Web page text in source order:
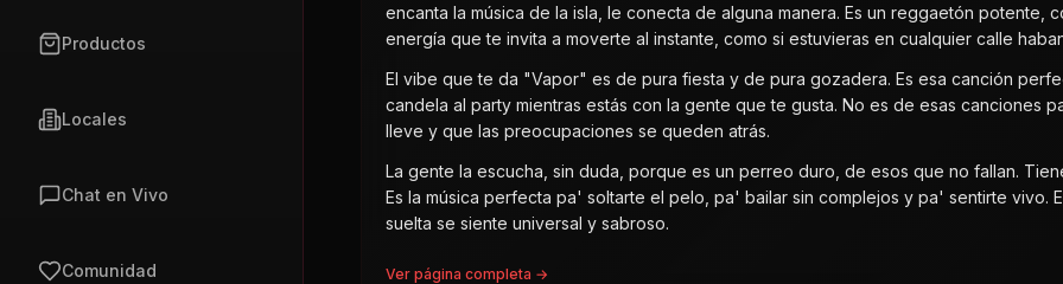
Productos
Locales
Chat en Vivo
Comunidad
encanta la música de la isla, le conecta de alguna manera. Es un reggaetón
energía que te invita a moverte al instante, como si estuvieras en cualquier calle
El vibe que te da "Vapor" es de pura fiesta y de pura gozadera. Es esa canción
candela al party mientras estás con la gente que te gusta. No es de esas canciones
lleve y que las preocupaciones se queden atrás.
La gente la escucha, sin duda, porque es un perreo duro, de esos que no fallan.
Es la música perfecta pa' soltarte el pelo, pa' bailar sin complejos y pa' sentirte vivo.
suelta se siente universal y sabroso.
Ver página completa →